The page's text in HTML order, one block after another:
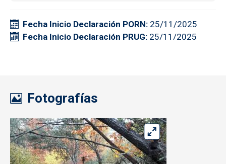
Fecha Inicio Declaración PORN 25/11/2025
Fecha Inicio Declaración PRUG 25/11/2025
Fotografías